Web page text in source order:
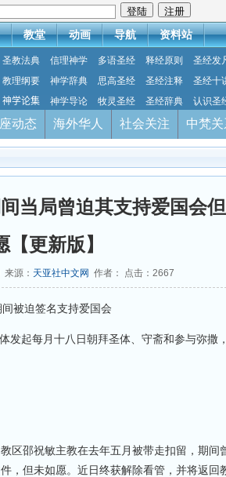
教堂 动画 导航 资料站
圣教法典 信理神学 多语圣经 释经原则 圣经发
教理纲要 神学辞典 思高圣经 圣经注释 圣经十
神学论集 神学导论 牧灵圣经 圣经辞典 认识圣
动态 海外华人 社会关注 中梵关
当局曾迫其支持爱国会
【更新版】
源： 天亚社中文网 作者： 点击： 2667
八日朝拜圣体、守斋和参与弥撒，
区邵祝敏主教在去年五月被带走扣留，期间
，但未如愿。近日终获解除看管，并将返回